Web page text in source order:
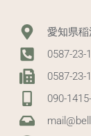
愛知県
0587-23-
0587-23-
090-